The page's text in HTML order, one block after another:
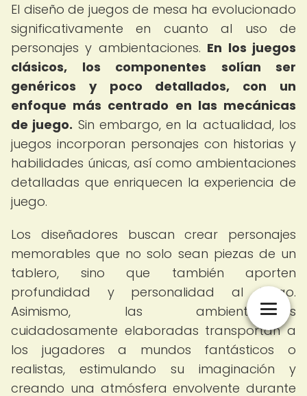
El diseño de juegos de mesa ha evolucionado
significativamente en cuanto al uso de
personajes y ambientaciones. En los juegos
clásicos, los componentes solían ser
genéricos y poco detallados, con un
enfoque más centrado en las mecánicas
de juego. Sin embargo, en la actualidad, los
juegos incorporan personajes con historias y
habilidades únicas, así como ambientaciones
detalladas que enriquecen la experiencia de
juego.
Los diseñadores buscan crear personajes
memorables que no solo sean piezas de un
tablero, sino que también aporten
profundidad y personalidad al juego.
Asimismo, las ambientaciones
cuidadosamente elaboradas transportan a
los jugadores a mundos fantásticos o
realistas, estimulando su imaginación y
creando una atmósfera envolvente durante